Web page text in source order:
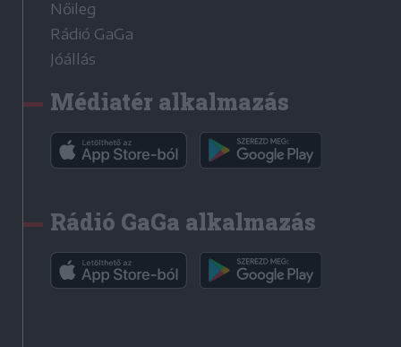
Nőileg
Rádió GaGa
Jóállás
Médiatér alkalmazás
Rádió GaGa alkalmazás